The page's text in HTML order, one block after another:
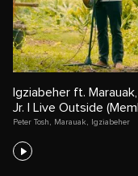
Igziabeher ft.
Jr. | Live Outside
Peter Tosh , Marauak , Igziabeher